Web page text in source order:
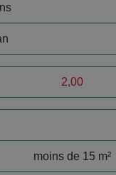
2,00
moins de 15 m²